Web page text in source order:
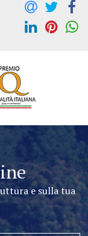
e sulla tua